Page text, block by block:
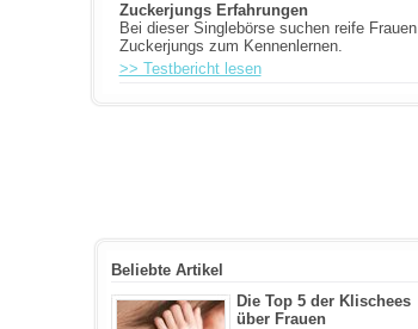
Zuckerjungs Erfahrungen
Bei dieser Singlebörse suchen reife Frauen
Zuckerjungs zum Kennenlernen.
>> Testbericht lesen
Beliebte Artikel
Die Top 5 der Klischees
über Frauen